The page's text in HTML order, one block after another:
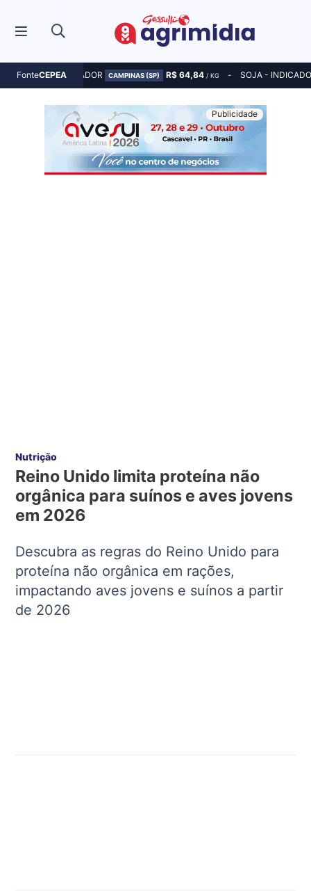
FonteCEPEA
MILHO - INDICADOR CAMPINAS (SP) R$ 64,84 / KG SOJA -
Nutrição
Reino Unido limita proteína não
orgânica para suínos e aves jovens
em 2026
Descubra as regras do Reino Unido para
proteína não orgânica em rações,
impactando aves jovens e suínos a partir
de 2026